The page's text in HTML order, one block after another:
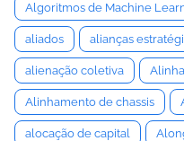
Algoritmos de Machine
aliados alianças
alienação coletiva
Alinhamento de chassis
alocação de capital